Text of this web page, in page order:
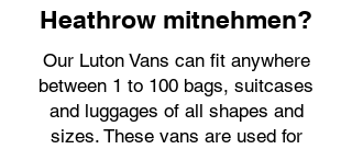
Heathrow mitnehmen?
Our Luton Vans can fit anywhere
between 1 to 100 bags, suitcases
and luggages of all shapes and
sizes. These vans are used for